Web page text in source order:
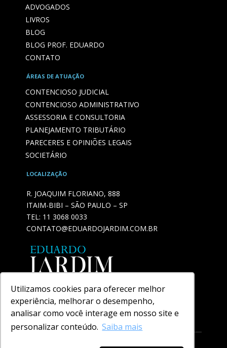
Utilizamos cookies para oferecer melhor
experiência, melhorar o desempenho,
analisar como você interage em nosso site e
personalizar conteúdo. Saiba mais
ADVOGADOS
LIVROS
BLOG
BLOG PROF. EDUARDO
CONTATO
ÁREAS DE ATUAÇÃO
CONTENCIOSO JUDICIAL
CONTENCIOSO ADMINISTRATIVO
ASSESSORIA E CONSULTORIA
PLANEJAMENTO TRIBUTÁRIO
PARECERES E OPINIÕES LEGAIS
SOCIETÁRIO
LOCALIZAÇÃO
R. JOAQUIM FLORIANO, 888
ITAIM-BIBI – SÃO PAULO – SP
TEL: 11 3068 0033
CONTATO@EDUARDOJARDIM.COM.BR